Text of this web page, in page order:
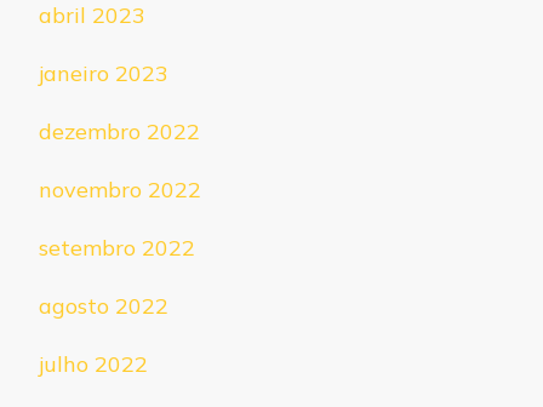
abril 2023
janeiro 2023
dezembro 2022
novembro 2022
setembro 2022
agosto 2022
julho 2022